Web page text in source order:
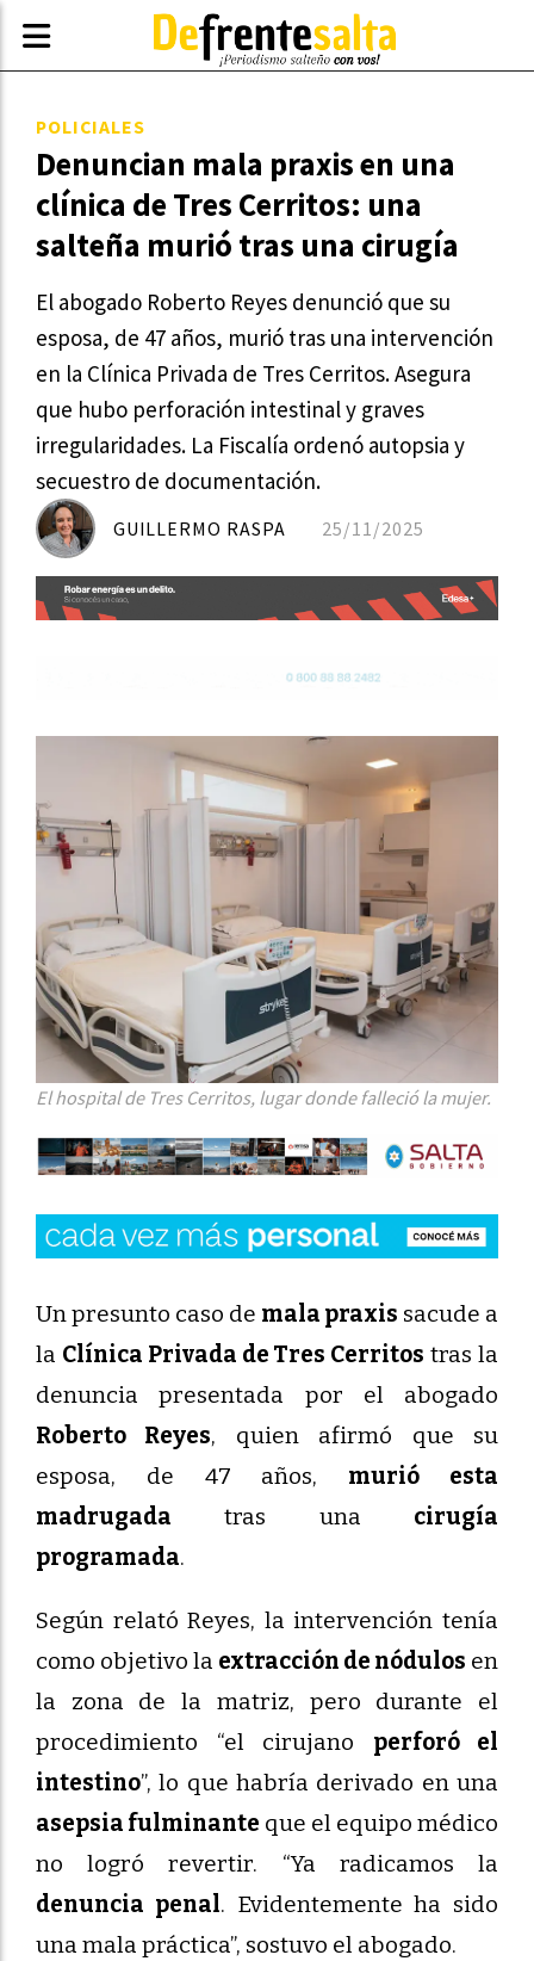
Denuncian mala praxis en una
clínica de Tres Cerritos: una
salteña murió tras una cirugía
El abogado Roberto Reyes denunció que su
esposa, de 47 años, murió tras una intervención
en la Clínica Privada de Tres Cerritos. Asegura
que hubo perforación intestinal y graves
irregularidades. La Fiscalía ordenó autopsia y
secuestro de documentación.
POLICIALES
25/11/2025
GUILLERMO RASPA
El hospital de Tres Cerritos, lugar donde falleció la mujer.
Un presunto caso de mala praxis sacude a
la Clínica Privada de Tres Cerritos tras la
denuncia presentada por el abogado
Roberto Reyes, quien afirmó que su
esposa, de 47 años, murió esta
madrugada tras una cirugía
programada.
Según relató Reyes, la intervención tenía
como objetivo la extracción de nódulos en
la zona de la matriz, pero durante el
procedimiento “el cirujano perforó el
intestino”, lo que habría derivado en una
asepsia fulminante que el equipo médico
no logró revertir. “Ya radicamos la
denuncia penal. Evidentemente ha sido
una mala práctica”, sostuvo el abogado.